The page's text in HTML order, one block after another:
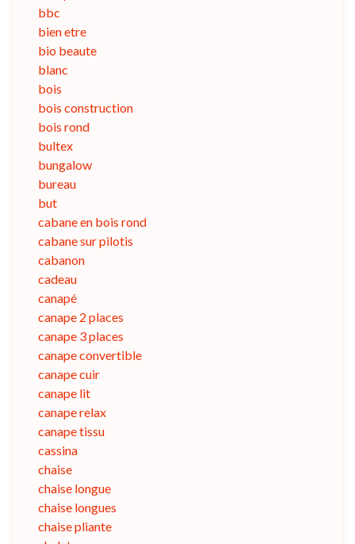
bbc
bien etre
bio beaute
blanc
bois
bois construction
bois rond
bultex
bungalow
bureau
but
cabane en bois rond
cabane sur pilotis
cabanon
cadeau
canapé
canape 2 places
canape 3 places
canape convertible
canape cuir
canape lit
canape relax
canape tissu
cassina
chaise
chaise longue
chaise longues
chaise pliante